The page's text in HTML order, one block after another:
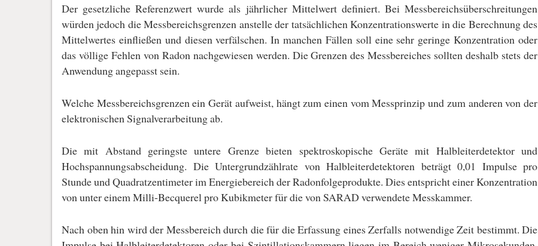
Der gesetzliche Referenzwert wurde als jährlicher Mittelwert definiert. Bei Messbereichsüberschreitungen
würden jedoch die Messbereichsgrenzen anstelle der tatsächlichen Konzentrationswerte in die Berechnung des
Mittelwertes einfließen und diesen verfälschen. In manchen Fällen soll eine sehr geringe Konzentration oder
das völlige Fehlen von Radon nachgewiesen werden. Die Grenzen des Messbereiches sollten deshalb stets der
Anwendung angepasst sein.
Welche Messbereichsgrenzen ein Gerät aufweist, hängt zum einen vom Messprinzip und zum anderen von der
elektronischen Signalverarbeitung ab.
Die mit Abstand geringste untere Grenze bieten spektroskopische Geräte mit Halbleiterdetektor und
Hochspannungsabscheidung. Die Untergrundzählrate von Halbleiterdetektoren beträgt 0,01 Impulse pro
Stunde und Quadratzentimeter im Energiebereich der Radonfolgeprodukte. Dies entspricht einer Konzentration
von unter einem Milli-Becquerel pro Kubikmeter für die von SARAD verwendete Messkammer.
Nach oben hin wird der Messbereich durch die für die Erfassung eines Zerfalls notwendige Zeit bestimmt. Die